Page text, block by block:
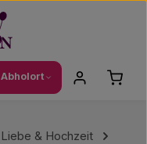
Abholort
Liebe & Hochzeit